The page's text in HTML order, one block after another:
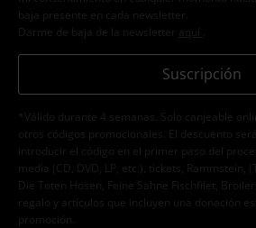
baja presente en cada newsletter.
Darme de baja de la newsletter
aquí
Suscripción
*Válido durante 4 semanas. Solo canjeable
otros códigos promocionales. El descuento
introducir el código en el primer paso del
media (CD, DVD, LP, etc.), tickets, Rammstein,
Die Toten Hosen, Feine Sahne Fischfilet,
regalo y artículos que incluyen una donación
promoción.